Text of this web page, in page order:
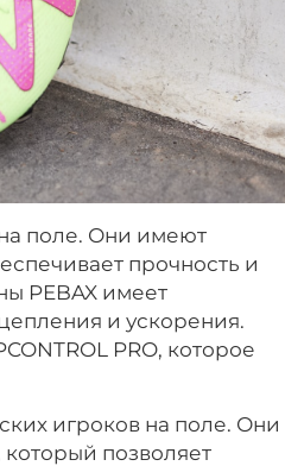
поле. Они имеют
прочность и
PEBAX имеет
и ускорения.
PRO, которое
игроков на поле. Они
позволяет